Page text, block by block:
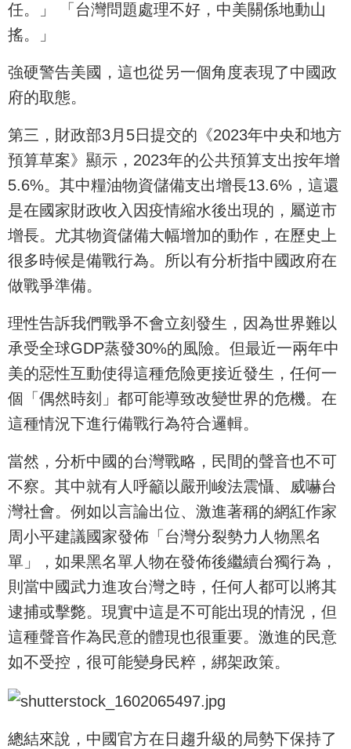
任。」 「台灣問題處理不好，中美關係地動山
搖。」
強硬警告美國，這也從另一個角度表現了中國政
府的取態。
第三，財政部3月5日提交的《2023年中央和地方
預算草案》顯示，2023年的公共預算支出按年增
5.6%。其中糧油物資儲備支出增長13.6%，這還
是在國家財政收入因疫情縮水後出現的，屬逆市
增長。尤其物資儲備大幅增加的動作，在歷史上
很多時候是備戰行為。所以有分析指中國政府在
做戰爭準備。
理性告訴我們戰爭不會立刻發生，因為世界難以
承受全球GDP蒸發30%的風險。但最近一兩年中
美的惡性互動使得這種危險更接近發生，任何一
個「偶然時刻」都可能導致改變世界的危機。在
這種情況下進行備戰行為符合邏輯。
當然，分析中國的台灣戰略，民間的聲音也不可
不察。其中就有人呼籲以嚴刑峻法震懾、威嚇台
灣社會。例如以言論出位、激進著稱的網紅作家
周小平建議國家發佈「台灣分裂勢力人物黑名
單」，如果黑名單人物在發佈後繼續台獨行為，
則當中國武力進攻台灣之時，任何人都可以將其
逮捕或擊斃。現實中這是不可能出現的情況，但
這種聲音作為民意的體現也很重要。激進的民意
如不受控，很可能變身民粹，綁架政策。
總結來說，中國官方在日趨升級的局勢下保持了